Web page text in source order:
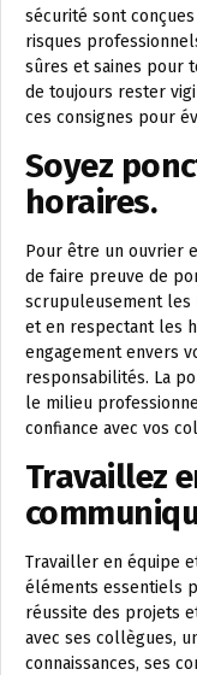
sécurité sont
risques
sûres et saines pour
de toujours rester
ces consignes pour
Soyez
horaires.
Pour être un ouvrier
de faire preuve de
scrupuleusement les
et en respectant les
engagement envers
responsabilités. La
le milieu
confiance avec vos
Travaillez
Travailler en équipe
éléments essentiels
réussite des projets
avec ses collègues,
connaissances, ses